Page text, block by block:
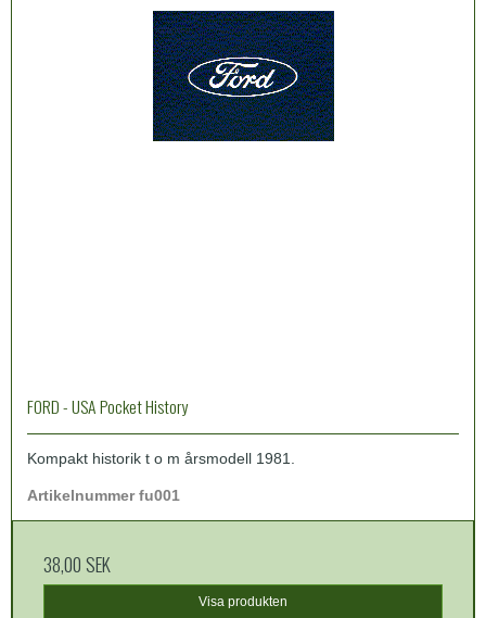
FORD - USA Pocket History
Kompakt historik t o m årsmodell 1981.
Artikelnummer fu001
38,00 SEK
Visa produkten